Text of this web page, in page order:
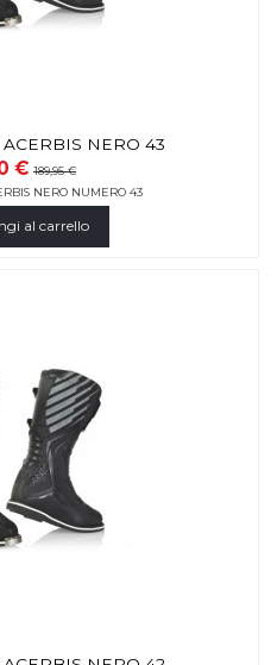
NERO 43
€ 189,95 €
NERO NUMERO 43
al carrello